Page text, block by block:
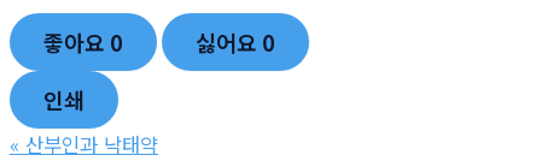
좋아요 0 싫어요 0
인쇄
« 산부인과 낙­태약